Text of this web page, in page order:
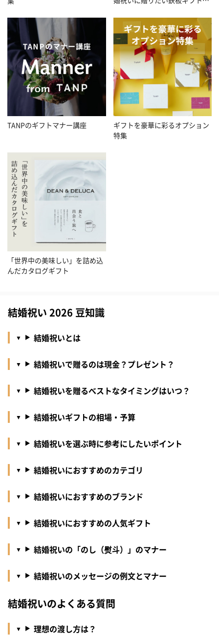
TANPのギフトマナー講座
ギフトを豪華に彩るオプション
特集
「世界中の美味しい」を詰め込
んだカタログギフト
結婚祝い 2026 豆知識
結婚祝いとは
結婚祝いで贈るのは現金？プレゼント？
結婚祝いを贈るべストなタイミングはいつ？
結婚祝いギフトの相場・予算
結婚祝いを選ぶ時に参考にしたいポイント
結婚祝いにおすすめのカテゴリ
結婚祝いにおすすめのブランド
結婚祝いにおすすめの人気ギフト
結婚祝いの「のし（熨斗）」のマナー
結婚祝いのメッセージの例文とマナー
結婚祝いのよくある質問
理想の渡し方は？